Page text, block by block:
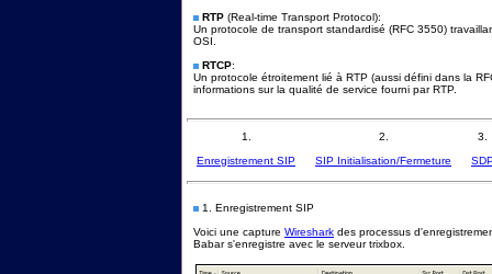
RTP (Real-time Transport Protocol):
Un protocole de transport standardisé (RFC 3550)
OSI.
RTCP:
Un protocole étroitement lié à RTP (aussi défini dans la
informations sur la qualité de service fourni par RTP.
1.
Enregistrement SIP
2.
SIP Initialisation/Fermeture
3.
1. Enregistrement SIP
Voici une capture Wireshark des processus
Babar s'enregistre avec le serveur trixbox.